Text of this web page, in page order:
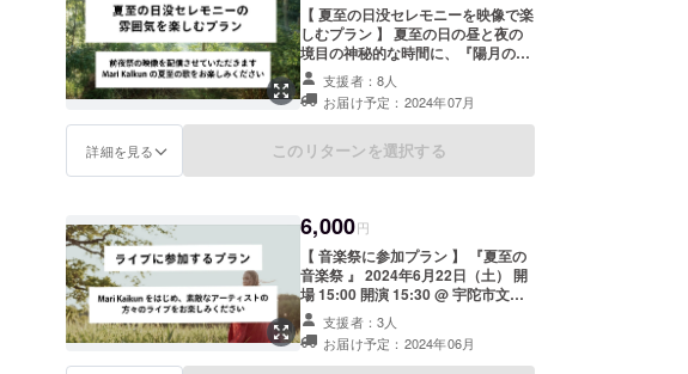
【 夏至の日没セレモニーを映像で楽
しむプラン 】 夏至の日の昼と夜の
境目の神秘的な時間に、『陽月の
森』でMari Kaikunが音楽を奏でて
くれます。 このとても貴重なセレモ
ニーの風景を記録して残しておきた
い。私たちはそう考えています。 そ
のセレモニーの風景を記録した映像
たちも、夏至の夜の Mari Kalkunを
映像を通して楽しんでいただけたら
と思います。 （映像時間 : 10分程度
メールにてURLをお送りいたしま
す。）
支援者：8人
お届け予定：2024年07月
詳細を見る このリターンを選択する
6,000円
【 音楽祭に参加プラン 】 『夏至の
音楽祭 』 2024年6月22日（土） 開
場 15:00 開演 15:30 @ 宇陀市文化
会館 夏至の音楽祭への参加チケット
１枚をお渡しさせていただきます。
演奏者は Mari Kalkun / サキタハヂ
支援者：3人
お届け予定：2024年06月